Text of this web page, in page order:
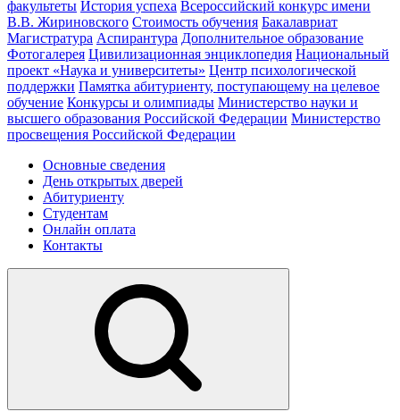
факультеты История успеха Всероссийский конкурс имени
В.В. Жириновского Стоимость обучения Бакалавриат
Магистратура Аспирантура Дополнительное образование
Фотогалерея Цивилизационная энциклопедия Национальный
проект «Наука и университеты» Центр психологической
поддержки Памятка абитуриенту, поступающему на целевое
обучение Конкурсы и олимпиады Министерство науки и
высшего образования Российской Федерации Министерство
просвещения Российской Федерации
Основные сведения
День открытых дверей
Абитуриенту
Студентам
Онлайн оплата
Контакты